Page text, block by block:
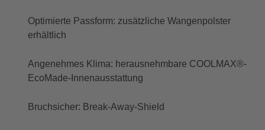
Optimierte Passform: zusätzliche Wangenpolster
erhältlich
Angenehmes Klima: herausnehmbare COOLMAX®-
EcoMade-Innenausstattung
Bruchsicher: Break-Away-Shield